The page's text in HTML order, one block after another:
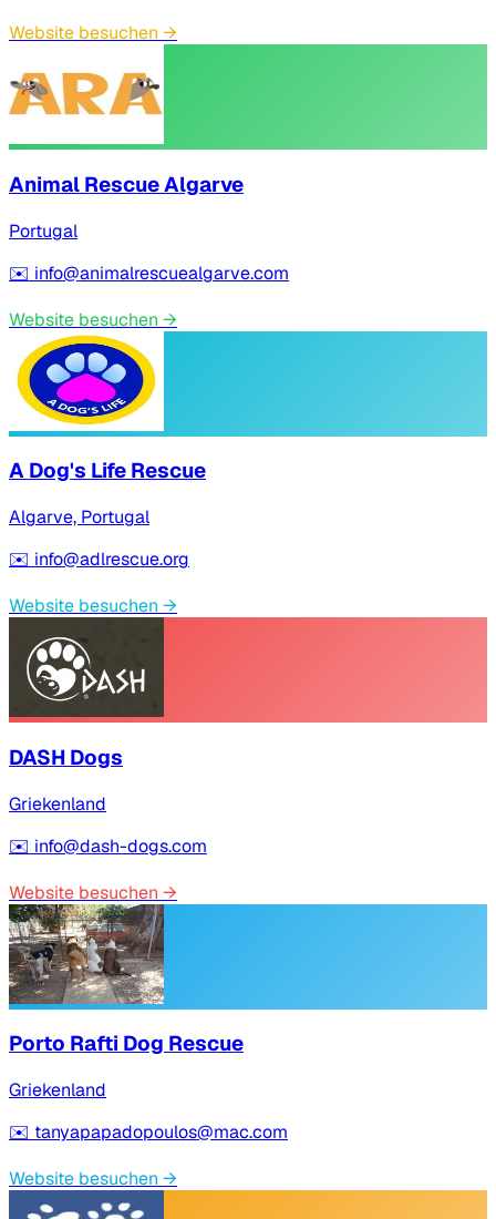
Website besuchen →
Animal Rescue Algarve
Portugal
✉️ info@animalrescuealgarve.com
Website besuchen →
A Dog's Life Rescue
Algarve, Portugal
✉️ info@adlrescue.org
Website besuchen →
DASH Dogs
Griekenland
✉️ info@dash-dogs.com
Website besuchen →
Porto Rafti Dog Rescue
Griekenland
✉️ tanyapapadopoulos@mac.com
Website besuchen →